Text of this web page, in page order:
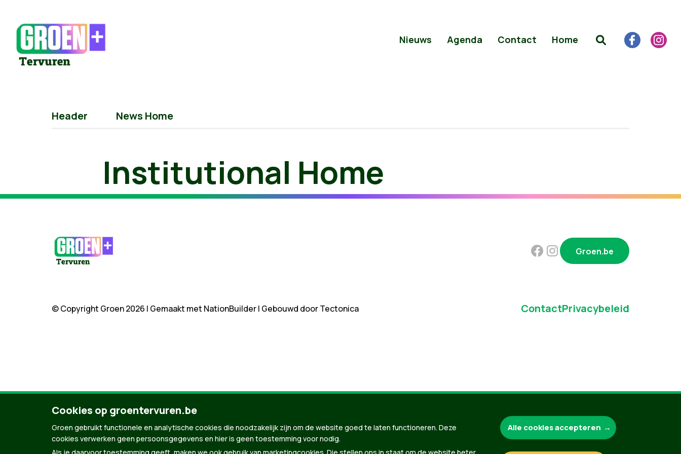
Nieuws Agenda Contact Home
Header News Home
Institutional Home
Groen.be
© Copyright Groen 2026 | Gemaakt met NationBuilder| Gebouwd doorTectonica ContactPrivacybeleid
Cookies op groentervuren.be
Groen gebruikt functionele en analytische cookies die noodzakelijk zijn om de website goed te laten functioneren. Deze
cookies verwerken geen persoonsgegevens en hier is geen toestemming voor nodig.
Alle cookies accepteren